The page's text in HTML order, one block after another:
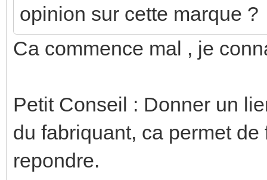
opinion sur cette marque ?
Ca commence mal , je
Petit Conseil : Donner un
du fabriquant, ca permet
repondre.